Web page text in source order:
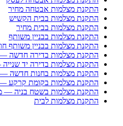
התקנת מצלמות אבטחה מחיר
התקנת מצלמות בבית הקשיש
התקנת מצלמות בבית מחיר
התקנת מצלמות בבניין משותף
התקנת מצלמות בבניין משותף
התקנת מצלמות בדירה חדשה —
התקנת מצלמות בדירה יד
התקנת מצלמות בחנות חדשה
התקנת מצלמות בקומת קרקע
התקנת מצלמות בשטח בניה —
התקנת מצלמות לבית